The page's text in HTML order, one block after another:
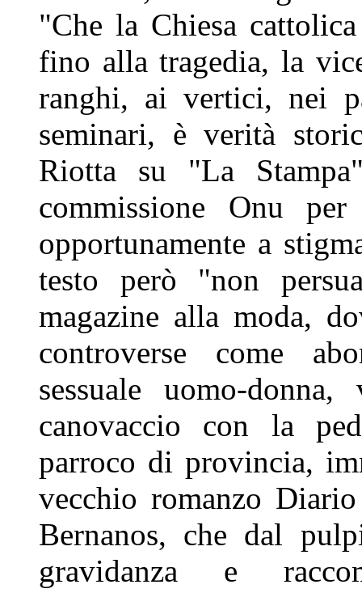
"Che la Chiesa
fino alla tragedia, la
ranghi, ai vertici, nei
seminari, è verità
Riotta su "La
commissione Onu
opportunamente a
testo però "non
magazine alla moda,
controverse come
sessuale uomo-
canovaccio con la
parroco di provincia,
vecchio romanzo
Bernanos, che dal
gravidanza e